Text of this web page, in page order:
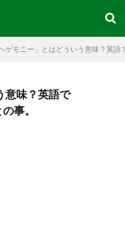
ヘゲモニー」とはどういう意味？英
意味？英語で
事。